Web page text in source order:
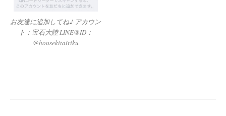
お友達に追加してね♪ アカウン
ト：宝石大陸 LINE@ID：
@housekitairiku